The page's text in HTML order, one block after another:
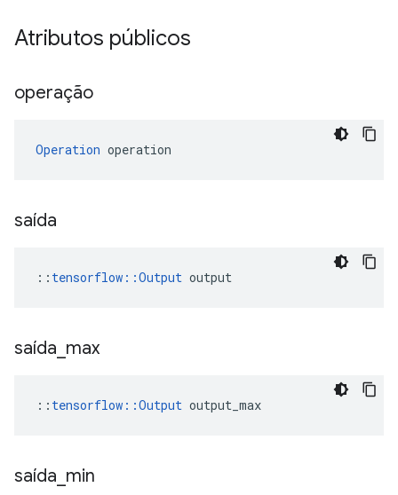
Atributos públicos
operação
Operation operation
saída
:: tensorflow::Output output
saída max
:: tensorflow::Output output_max
saída min